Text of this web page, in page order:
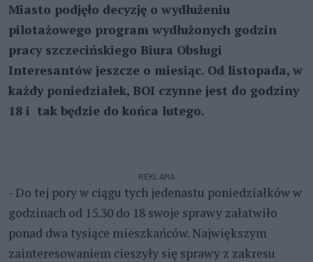
Miasto podjęło decyzję o wydłużeniu
pilotażowego program wydłużonych godzin
pracy szczecińskiego Biura Obsługi
Interesantów jeszcze o miesiąc. Od listopada, w
każdy poniedziałek, BOI czynne jest do godziny
18 i tak będzie do końca lutego.
REKLAMA
- Do tej pory w ciągu tych jedenastu poniedziałków w
godzinach od 15.30 do 18 swoje sprawy załatwiło
ponad dwa tysiące mieszkańców. Największym
zainteresowaniem cieszyły się sprawy z zakresu